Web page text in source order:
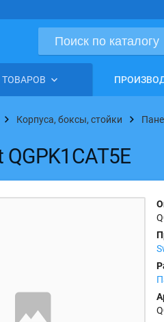
ТОВАРОВ
Корпуса, боксы, стойки